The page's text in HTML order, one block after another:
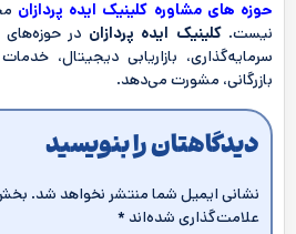
حوزه ‌های مشاوره کلینیک ایده پردازان
نیست.کلینیک ایده پردازان در
سرمایه‌گذاری، بازاریابی دیجیتال،
بازرگانی، مشورت می‌دهد.
دیدگاهتان را بنویسید
نشانی ایمیل شما منتشر نخواهد شد.
علامت‌گذاری شده‌اند *